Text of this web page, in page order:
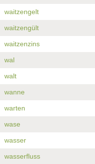
waitzengelt
waitzengült
waitzenzins
wal
walt
wanne
warten
wase
wasser
wasserfluss